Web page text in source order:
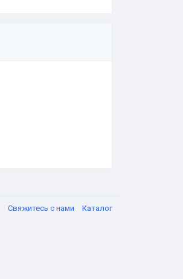
Свяжитесь с нами Каталог